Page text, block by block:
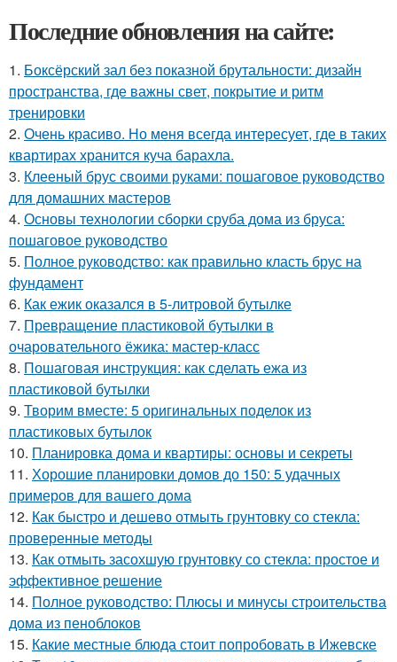
Последние обновления на сайте:
1. Боксёрский зал без показной брутальности: дизайн
пространства, где важны свет, покрытие и ритм
тренировки
2. Очень красиво. Но меня всегда интересует, где в таких
квартирах хранится куча барахла.
3. Клееный брус своими руками: пошаговое руководство
для домашних мастеров
4. Основы технологии сборки сруба дома из бруса:
пошаговое руководство
5. Полное руководство: как правильно класть брус на
фундамент
6. Как ежик оказался в 5-литровой бутылке
7. Превращение пластиковой бутылки в
очаровательного ёжика: мастер-класс
8. Пошаговая инструкция: как сделать ежа из
пластиковой бутылки
9. Творим вместе: 5 оригинальных поделок из
пластиковых бутылок
10. Планировка дома и квартиры: основы и секреты
11. Хорошие планировки домов до 150: 5 удачных
примеров для вашего дома
12. Как быстро и дешево отмыть грунтовку со стекла:
проверенные методы
13. Как отмыть засохшую грунтовку со стекла: простое и
эффективное решение
14. Полное руководство: Плюсы и минусы строительства
дома из пеноблоков
15. Какие местные блюда стоит попробовать в Ижевске